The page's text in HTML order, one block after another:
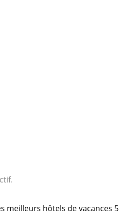
meilleurs hôtels de vacances 5